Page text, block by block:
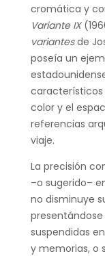
cromática y
Variante IX
variantesde
poseía un
característicos
color y el
referencias
viaje.
La precisión
–o sugerido–
no disminuye
suspendidas
y memorias, o